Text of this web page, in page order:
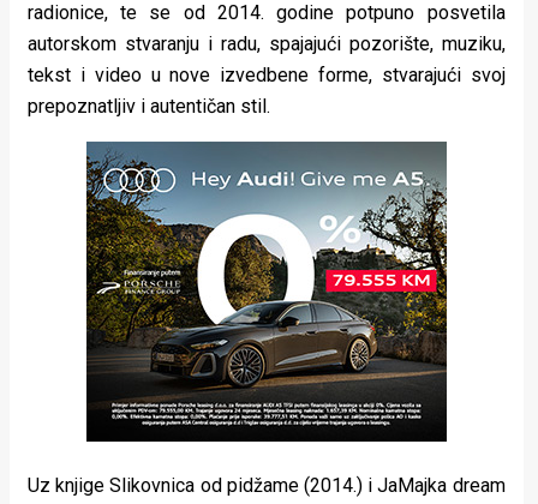
radionice, te se od 2014. godine potpuno posvetila
autorskom stvaranju i radu, spajajući pozorište, muziku,
tekst i video u nove izvedbene forme, stvarajući svoj
prepoznatljiv i autentičan stil.
Uz knjige Slikovnica od pidžame (2014.) i JaMajka dream